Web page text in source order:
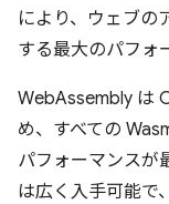
により、ウェブの
する最大のパフォ
WebAssembly は
め、すべての
パフォーマンスが
は広く入手可能で